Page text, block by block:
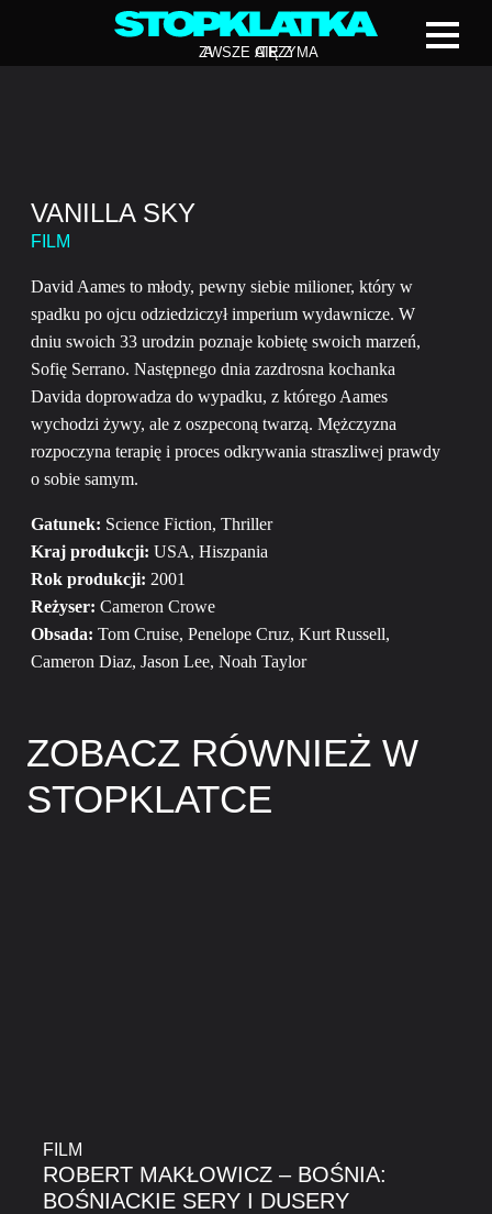
ZAWSZE CIĘ Z
ATRZYMA
VANILLA SKY
FILM
David Aames to młody, pewny siebie milioner, który w
spadku po ojcu odziedziczył imperium wydawnicze. W
dniu swoich 33 urodzin poznaje kobietę swoich marzeń,
Sofię Serrano. Następnego dnia zazdrosna kochanka
Davida doprowadza do wypadku, z którego Aames
wychodzi żywy, ale z oszpeconą twarzą. Mężczyzna
rozpoczyna terapię i proces odkrywania straszliwej prawdy
o sobie samym.
Gatunek: Science Fiction, Thriller
Kraj produkcji: USA, Hiszpania
Rok produkcji: 2001
Reżyser: Cameron Crowe
Obsada: Tom Cruise, Penelope Cruz, Kurt Russell,
Cameron Diaz, Jason Lee, Noah Taylor
ZOBACZ RÓWNIEŻ W
STOPKLATCE
FILM
ROBERT MAKŁOWICZ – BOŚNIA:
BOŚNIACKIE SERY I DUSERY